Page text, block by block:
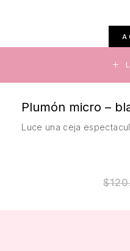
Plumón micro –
Luce una ceja
$